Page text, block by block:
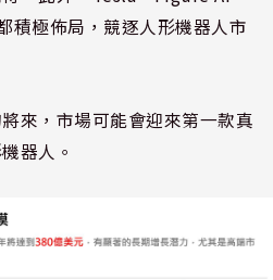
積極佈局，競逐人形機器人市
來，市場可能會迎來第一款真
器人。